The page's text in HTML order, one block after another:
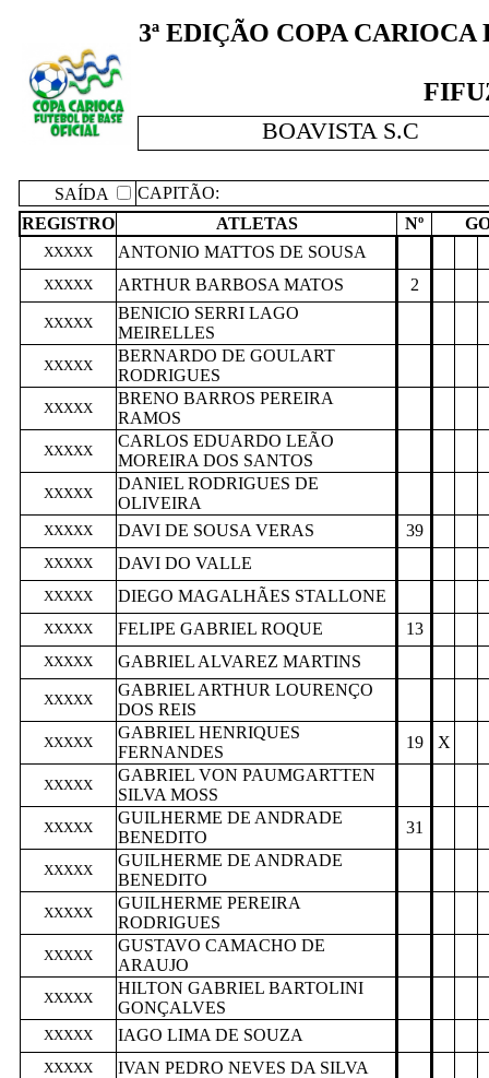
3ª EDIÇÃO COPA CARIOCA
BOAVISTA S.C
SAÍDA
CAPITÃO:
REGISTRO
ATLETAS Nº
XXXXX ANTONIO MATTOS DE SOUSA
XXXXX ARTHUR BARBOSA MATOS 2
XXXXX
BENICIO SERRI LAGO
MEIRELLES
XXXXX
BERNARDO DE GOULART
RODRIGUES
XXXXX
BRENO BARROS PEREIRA
RAMOS
XXXXX
CARLOS EDUARDO LEÃO
MOREIRA DOS SANTOS
XXXXX
DANIEL RODRIGUES DE
OLIVEIRA
XXXXX DAVI DE SOUSA VERAS 39
XXXXX DAVI DO VALLE
XXXXX DIEGO MAGALHÃES STALLONE
XXXXX FELIPE GABRIEL ROQUE 13
XXXXX GABRIEL ALVAREZ MARTINS
XXXXX
GABRIEL ARTHUR LOURENÇO
DOS REIS
XXXXX
GABRIEL HENRIQUES
FERNANDES
19 X
XXXXX
GABRIEL VON PAUMGARTTEN
SILVA MOSS
XXXXX
GUILHERME DE ANDRADE
BENEDITO
31
XXXXX
GUILHERME DE ANDRADE
BENEDITO
XXXXX
GUILHERME PEREIRA
RODRIGUES
XXXXX
GUSTAVO CAMACHO DE
ARAUJO
XXXXX
HILTON GABRIEL BARTOLINI
GONÇALVES
XXXXX IAGO LIMA DE SOUZA
XXXXX IVAN PEDRO NEVES DA SILVA